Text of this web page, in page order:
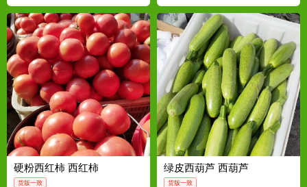
硬粉西红柿 西红柿
货版一致
绿皮西葫芦 西葫芦
货版一致